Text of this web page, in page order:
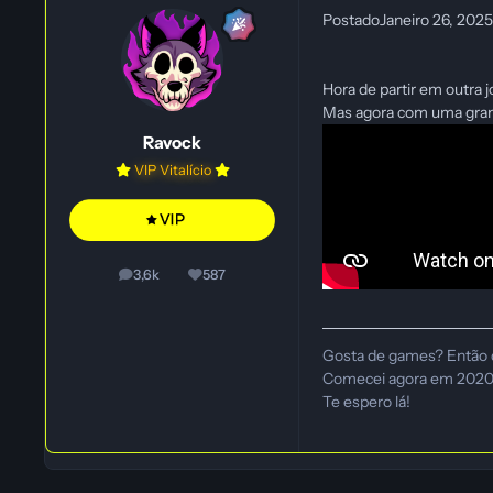
Ravock
VIP Vitalício
3,6k
posts 587
Reputação
PostadoJaneiro 26,
Hora de partir em outra
Mas agora com uma
Gosta de games?
Comecei agora em
Te espero lá!